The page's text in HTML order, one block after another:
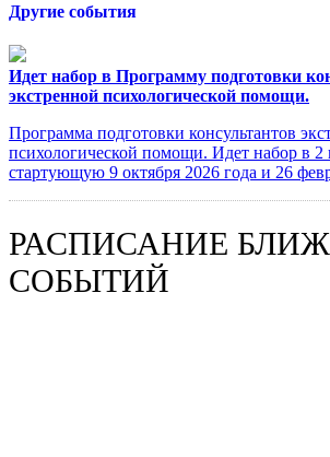
Другие события
Идет набор в Программу подготовки
экстренной психологической помощи.
Программа подготовки консультантов
психологической помощи. Идет набор в 2
стартующую 9 октября 2026 года и 26
РАСПИСАНИЕ
СОБЫТИЙ